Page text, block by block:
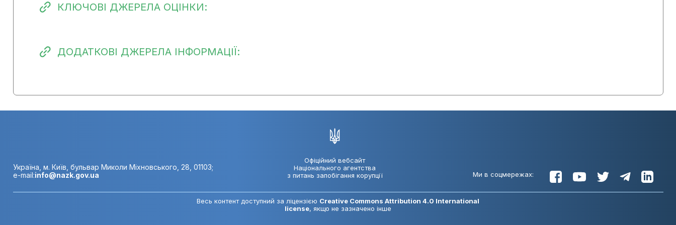
КЛЮЧОВІ ДЖЕРЕЛА ОЦІНКИ:
ДОДАТКОВІ ДЖЕРЕЛА ІНФОРМАЦІЇ:
Україна, м. Київ, бульвар Миколи Міхновського, 28, 01103;
e-mail:info@nazk.gov.ua
Офіційний вебсайт
Національного агентства
з питань запобігання корупції
Ми в соцмережах:
Весь контент доступний за ліцензією Creative Commons Attribution 4.0 International
license, якщо не зазначено інше